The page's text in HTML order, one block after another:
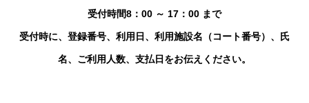
受付時間8：00 ～ 17：00 まで
受付時に、登録番号、利用日、利用施設名（コート番号）、氏
名、ご利用人数、支払日をお伝えください。